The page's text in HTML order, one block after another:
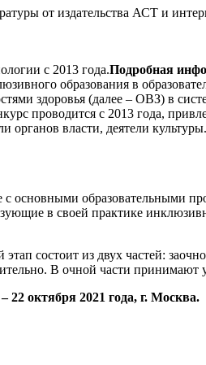
от издательства АСТ и
с 2013 года.Подробная
образования в
здоровья (далее – ОВЗ) в
проводится с 2013 года,
органов власти, деятели культуры.
с основными образовательными
в своей практике
состоит из двух частей:
В очной части принимают
22 октября 2021 года, г. Москва.